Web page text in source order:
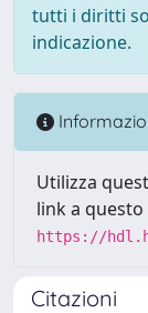
tutti i diritti
indicazione.
Utilizza
link a
https://
Citazioni